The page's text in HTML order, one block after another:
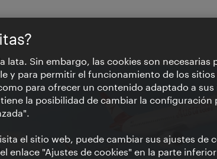
lata. Sin embargo, las cookies son necesarias
y para permitir el funcionamiento de los
para ofrecer un contenido adaptado a sus
la posibilidad de cambiar la configuración
el sitio web, puede cambiar sus ajustes de
enlace "Ajustes de cookies" en la parte